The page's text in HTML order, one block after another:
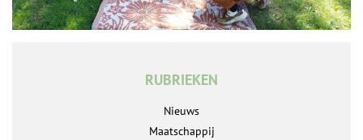
RUBRIEKEN
Nieuws
Maatschappij